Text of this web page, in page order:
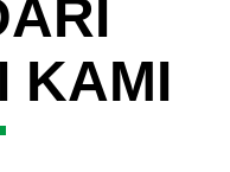
KAMI